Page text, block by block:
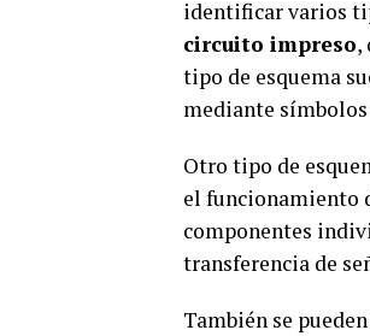
identificar varios
circuito impreso,
tipo de esquema
mediante
Otro tipo de
el funcionamiento
componentes
transferencia de
También se